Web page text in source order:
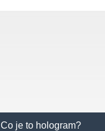
Co je to hologram?